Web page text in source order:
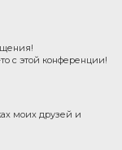
с этой конференции!
моих друзей и